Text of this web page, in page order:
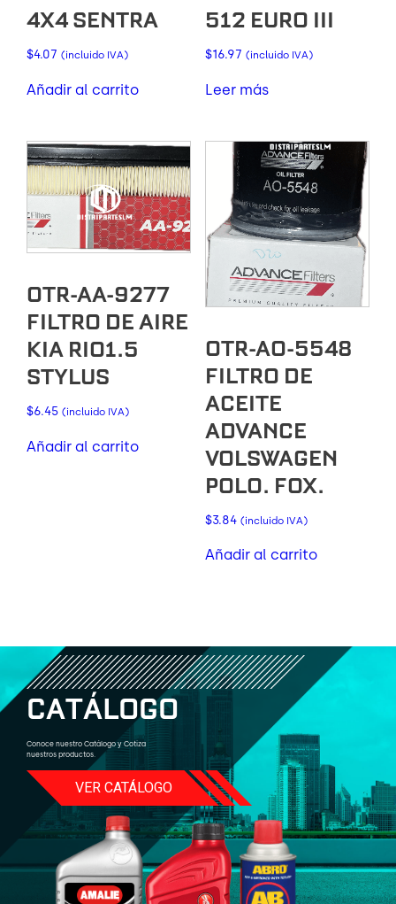
4X4 SENTRA
$4.07 (incluido IVA)
Añadir al carrito
512 EURO III
$16.97 (incluido IVA)
Leer más
OTR-AA-9277
FILTRO DE AIRE
KIA RIO1.5
STYLUS
$6.45 (incluido IVA)
Añadir al carrito
OTR-AO-5548
FILTRO DE
ACEITE
ADVANCE
VOLSWAGEN
POLO. FOX.
$3.84 (incluido IVA)
Añadir al carrito
CATÁLOGO
Conoce nuestro Catálogo y Cotiza
nuestros productos.
VER CATÁLOGO